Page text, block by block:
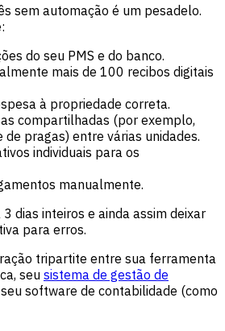
sem automação é um pesadelo.
do seu PMS e do banco.
mais de 100 recibos digitais
à propriedade correta.
compartilhadas (por exemplo,
pragas) entre várias unidades.
individuais para os
manualmente.
dias inteiros e ainda assim deixar
para erros.
tripartite entre sua ferramenta
seu sistema de gestão de
software de contabilidade (como